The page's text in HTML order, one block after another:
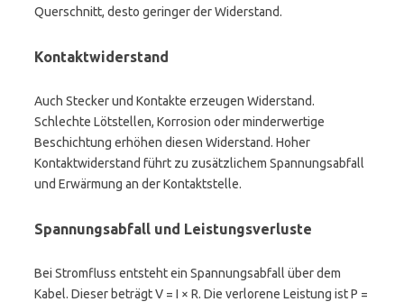
Querschnitt, desto geringer der Widerstand.
Kontaktwiderstand
Auch Stecker und Kontakte erzeugen Widerstand.
Schlechte Lötstellen, Korrosion oder minderwertige
Beschichtung erhöhen diesen Widerstand. Hoher
Kontaktwiderstand führt zu zusätzlichem Spannungsabfall
und Erwärmung an der Kontaktstelle.
Spannungsabfall und Leistungsverluste
Bei Stromfluss entsteht ein Spannungsabfall über dem
Kabel. Dieser beträgt V = I × R. Die verlorene Leistung ist P =